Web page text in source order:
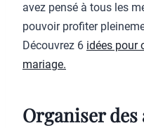
avez pensé à tous les
pouvoir profiter
Découvrez 6 idées pour
mariage.
Organiser